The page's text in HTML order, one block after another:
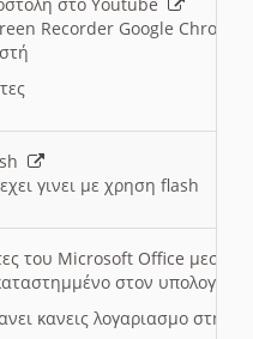
Recorder Google Chrome
γινει με χρηση flash
του Microsoft Office μεσω
στον
κανεις λογαριασμο στη